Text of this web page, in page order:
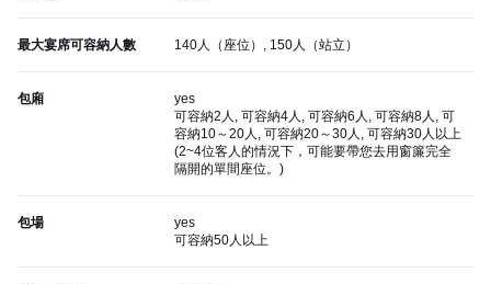
最大宴席可容納人數 140人（座位）, 150人（站立）
包廂
yes
可容納2人, 可容納4人, 可容納6人, 可容納8人, 可
容納10～20人, 可容納20～30人, 可容納30人以上
(2~4位客人的情況下，可能要帶您去用窗簾完全
隔開的單間座位。 )
包場
yes
可容納50人以上